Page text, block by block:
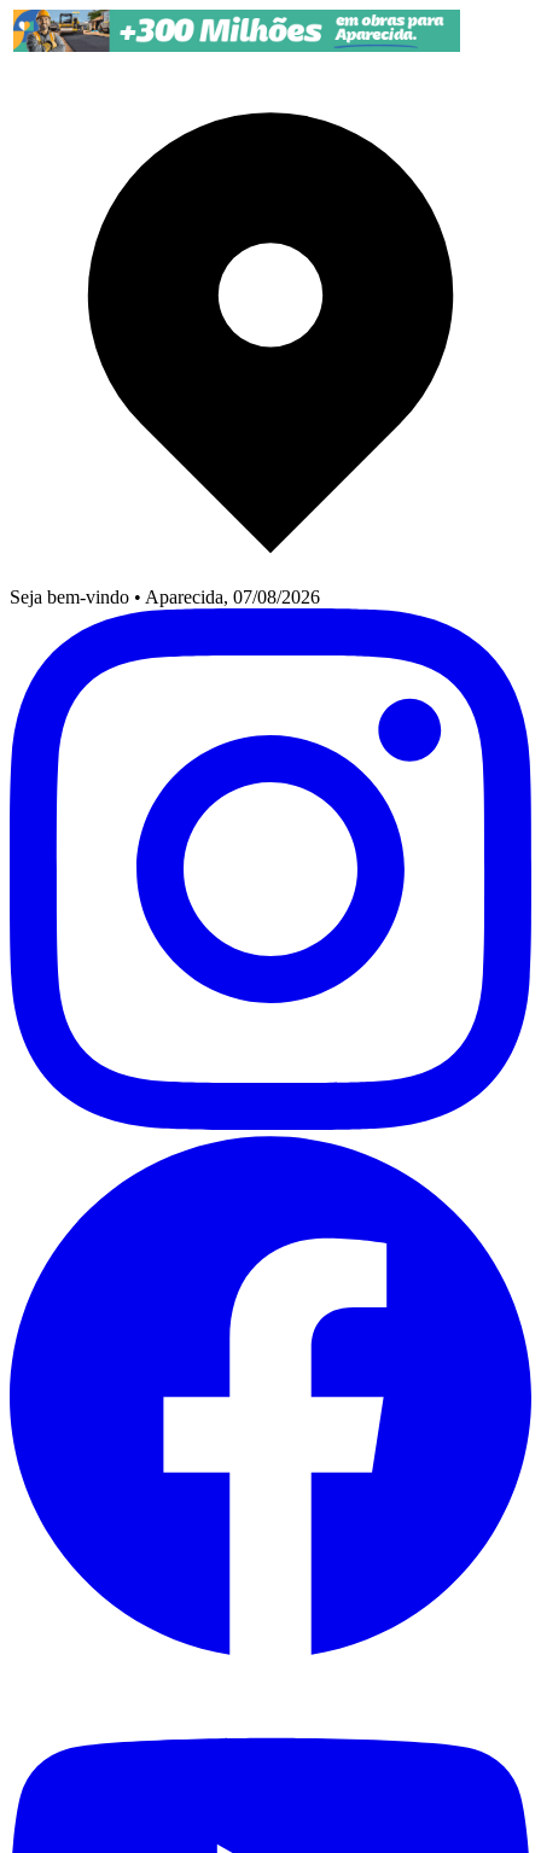
Pular para o conteúdo
Seja bem-vindo • Aparecida, 07/08/2026